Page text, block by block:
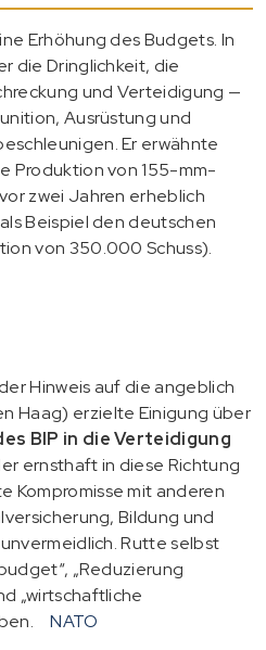
Erhöhung des Budgets. In
die Dringlichkeit, die
und Verteidigung —
Ausrüstung und
Er erwähnte
Produktion von 155-mm-
zwei Jahren erheblich
Beispiel den deutschen
von 350.000 Schuss).
Hinweis auf die angeblich
Haag) erzielte Einigung über
BIP in die Verteidigung
ernsthaft in diese Richtung
Kompromisse mit anderen
Bildung und
Rutte selbst
„Reduzierung
„wirtschaftliche
NATO